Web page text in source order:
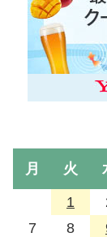
月 火
1
7
8